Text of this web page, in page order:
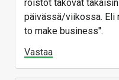
roistot takovat
päivässä/viikossa. Eli
to make business".
Vastaa